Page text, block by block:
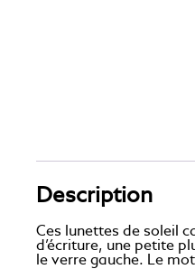
Description
Ces lunettes de soleil
d’écriture, une petite
le verre gauche. Le